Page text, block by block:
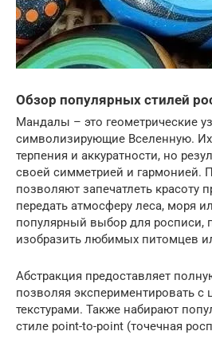
Обзор популярных стилей
Мандалы – это геометрические
символизирующие Вселенную. Их
терпения и аккуратности, но
своей симметрией и гармонией.
позволяют запечатлеть красоту
передать атмосферу леса, моря
популярный выбор для росписи,
изобразить любимых питомцев
Абстракция предоставляет
позволяя экспериментировать
текстурами. Также набирают
стиле point-to-point (точечная